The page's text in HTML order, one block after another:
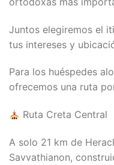
Juntos elegiremos el
tus intereses y
Para los huéspedes
ofrecemos una ruta
Ruta Creta Central
A solo 21 km de
Savvathianon,